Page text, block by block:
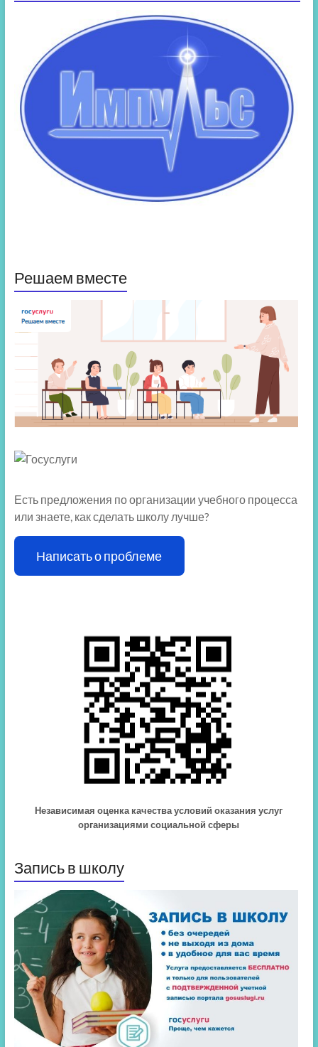
Решаем вместе
Есть предложения по организации учебного процесса
или знаете, как сделать школу лучше?
Написать о проблеме
Независимая оценка качества условий оказания услуг
организациями социальной сферы
Запись в школу